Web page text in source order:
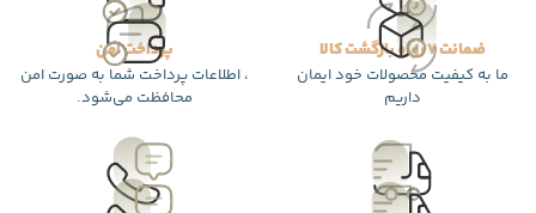
ضمانت 7 روزه بازگشت کالا
ما به کیفیت محصولات خود ایمان
داریم
پرداخت امن
، اطلاعات پرداخت شما به صورت امن
محافظت می‌شود.